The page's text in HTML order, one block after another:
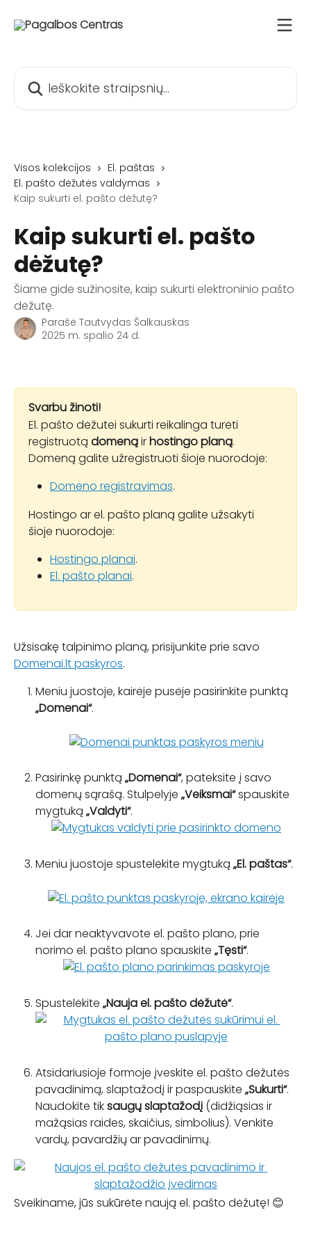
Visos kolekcijos
El. paštas
El. pašto dėžutės valdymas
Kaip sukurti el. pašto dėžutę?
Kaip sukurti el. pašto
dėžutę?
Šiame gide sužinosite, kaip sukurti elektroninio pašto
dėžutę.
Parašė Tautvydas Šalkauskas
2025 m. spalio 24 d.
Svarbu žinoti!
El. pašto dėžutei sukurti reikalinga turėti
registruotą domeną ir hostingo planą.
Domeną galite užregistruoti šioje nuorodoje:
Domeno registravimas.
Hostingo ar el. pašto planą galite užsakyti
šioje nuorodoje:
Hostingo planai.
El. pašto planai.
Užsisakę talpinimo planą, prisijunkite prie savo
Domenai.lt paskyros.
Meniu juostoje, kairėje pusėje pasirinkite punktą
„Domenai“.
Pasirinkę punktą „Domenai“, pateksite į savo
domenų sąrašą. Stulpelyje „Veiksmai“ spauskite
mygtuką „Valdyti“.
Meniu juostoje spustelėkite mygtuką „El. paštas“.
Jei dar neaktyvavote el. pašto plano, prie
norimo el. pašto plano spauskite „Tęsti“.
Spustelėkite „Nauja el. pašto dėžutė“.
Atsidariusioje formoje įveskite el. pašto dėžutės
pavadinimą, slaptažodį ir paspauskite „Sukurti“.
Naudokite tik saugų slaptažodį (didžiąsias ir
mažąsias raides, skaičius, simbolius). Venkite
vardų, pavardžių ar pavadinimų.
Sveikiname, jūs sukūrėte naują el. pašto dėžutę! 😊